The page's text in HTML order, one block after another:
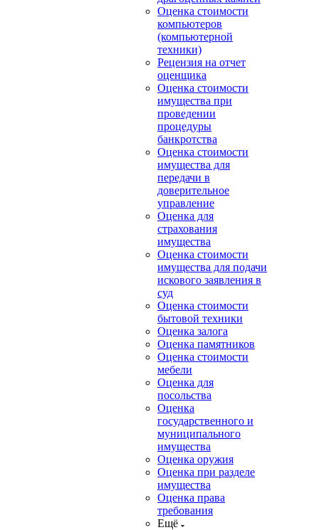
Оценка стоимости
компьютеров
(компьютерной
техники)
Рецензия на отчет
оценщика
Оценка стоимости
имущества при
проведении
процедуры
банкротства
Оценка стоимости
имущества для
передачи в
доверительное
управление
Оценка для
страхования
имущества
Оценка стоимости
имущества для подачи
искового заявления в
суд
Оценка стоимости
бытовой техники
Оценка залога
Оценка памятников
Оценка стоимости
мебели
Оценка для
посольства
Оценка
государственного и
муниципального
имущества
Оценка оружия
Оценка при разделе
имущества
Оценка права
требования
Ещё